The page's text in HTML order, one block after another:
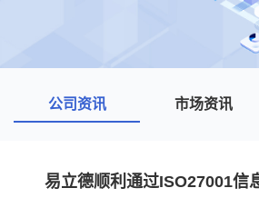
公司资讯 市场资讯
易立德顺利通过ISO27001信